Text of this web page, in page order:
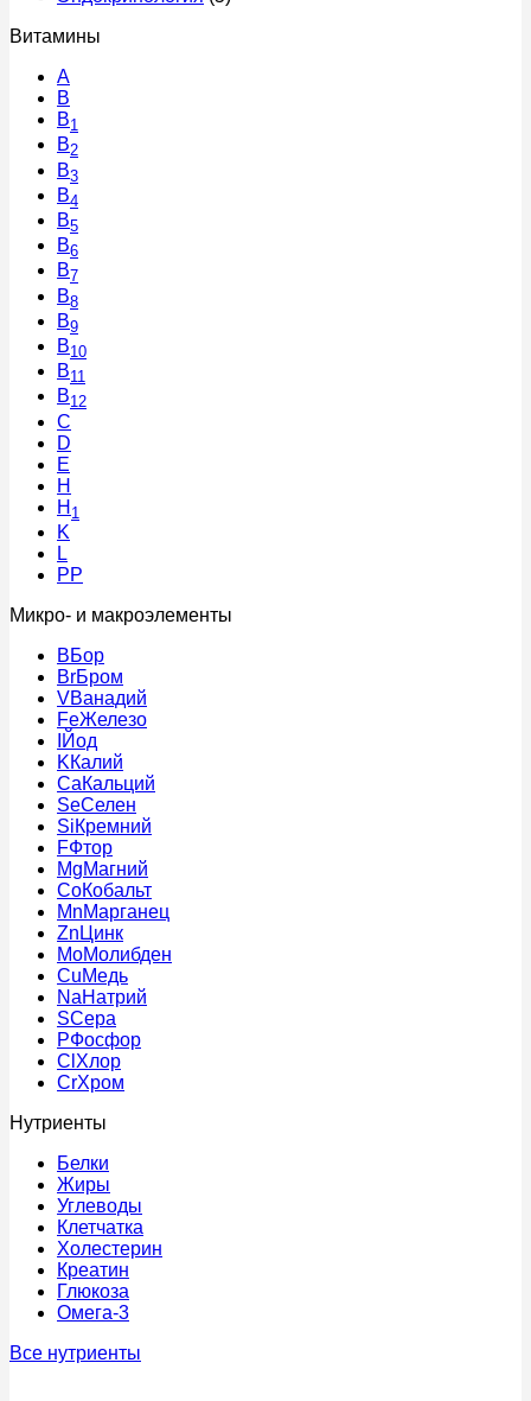
Витамины
A
В
B1
B2
B3
B4
B5
B6
B7
B8
B9
B10
B11
B12
C
D
E
H
H 1
K
L
PP
Микро- и макроэлементы
BБор
BrБром
VВанадий
FeЖелезо
Йод
KКалий
CaКальций
SeСелен
SiКремний
FФтор
MgМагний
CoКобальт
MnМарганец
Zn Цинк
MoМолибден
CuМедь
NaНатрий
SСера
PФосфор
Cl Хлор
CrХром
Нутриенты
Белки
Жиры
Углеводы
Клетчатка
Холестерин
Креатин
Глюкоза
Омега-3
Все нутриенты